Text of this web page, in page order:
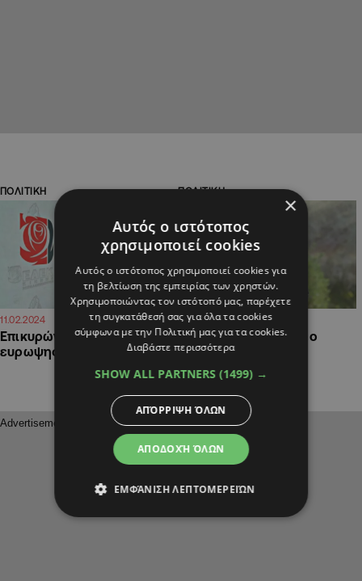
ΠΟΛΙΤΙΚΗ
11.02.2024
Επικυρώνεται το
ευρωψηφοδέλτιο της ΕΔΕΚ
ΠΟΛΙΤΙΚΗ
30.03.2022 14:47
Αναχωρεί για Αθήνα ο
Σιζόπουλος
×
Αυτός ο ιστότοπος
χρησιμοποιεί cookies
Αυτός ο ιστότοπος χρησιμοποιεί cookies για
τη βελτίωση της εμπειρίας των χρηστών.
Χρησιμοποιώντας τον ιστότοπό μας, παρέχετε
τη συγκατάθεσή σας για όλα τα cookies
σύμφωνα με την Πολιτική μας για τα cookies.
Διαβάστε περισσότερα
SHOW ALL PARTNERS (1499) →
ΑΠΟΔΟΧΉ ΌΛΩΝ
ΑΠΌΡΡΙΨΗ ΌΛΩΝ
ΕΜΦΆΝΙΣΗ ΛΕΠΤΟΜΕΡΕΙΏΝ